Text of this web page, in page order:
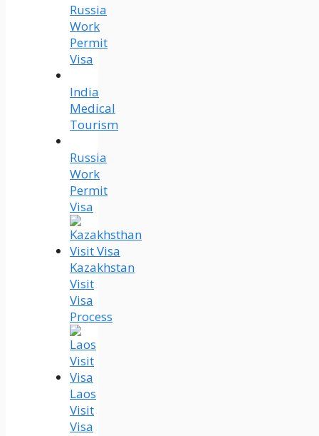
Russia
Work
Permit
Visa
India
Medical
Tourism
Russia
Work
Permit
Visa
Kazakhstan
Visit
Visa
Process
Laos
Visit
Visa